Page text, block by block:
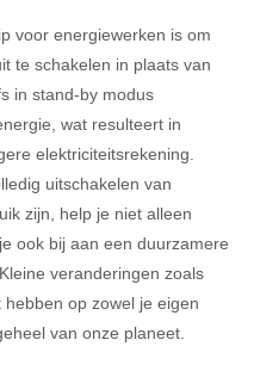
voor energiewerken is om
te schakelen in plaats van
in stand-by modus
wat resulteert in
elektriciteitsrekening.
uitschakelen van
zijn, help je niet alleen
ook bij aan een duurzamere
veranderingen zoals
op zowel je eigen
van onze planeet.